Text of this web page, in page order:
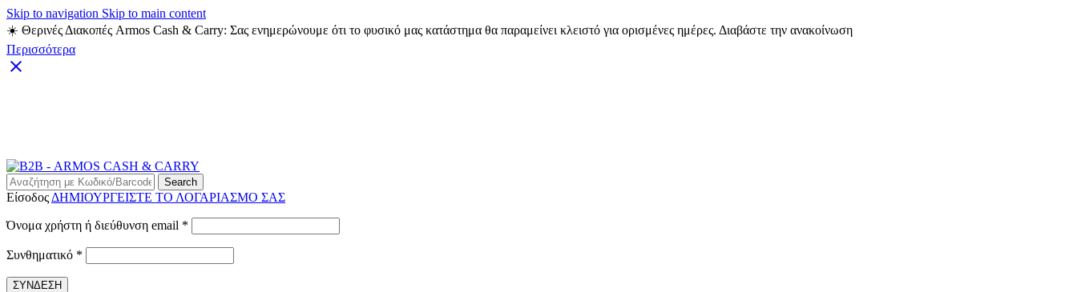
Skip to navigation Skip to main content
☀️ Θερινές Διακοπές Armos Cash & Carry: Σας ενημερώνουμε ότι το φυσικό μας κατάστημα θα παραμείνει κλειστό για ορισμένες ημέρες. Διαβάστε την ανακοίνωση
Περισσότερα
Search
Είσοδος ΔΗΜΙΟΥΡΓΕΙΣΤΕ ΤΟ ΛΟΓΑΡΙΑΣΜΟ ΣΑΣ
Όνομα χρήστη ή διεύθυνση email *
Συνθηματικό *
ΣΥΝΔΕΣΗ